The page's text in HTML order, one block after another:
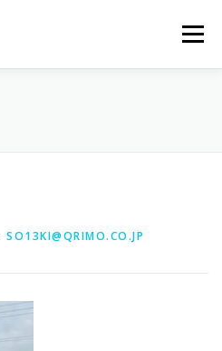
メニュー
SO13KI@QRIMO.CO.JP